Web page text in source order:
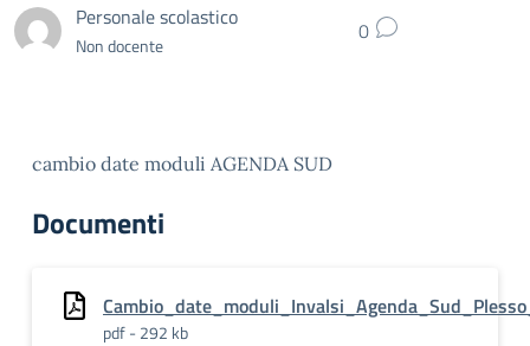
Personale scolastico
Non docente 0
cambio date moduli AGENDA SUD
Documenti
pdf - 292 kb